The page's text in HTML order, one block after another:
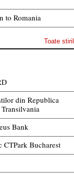
to Romania
Toate
din Republica
Bank
Bucharest